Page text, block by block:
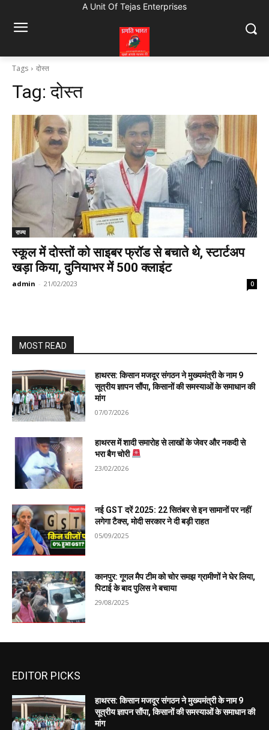
A Unit Of Tejas Enterprises
Tags दोस्त
Tag:दोस्त
राज्य
स्कूल में दोस्तों को साइबर फ्रॉड से बचाते थे, स्टार्टअप
खड़ा किया, दुनियाभर में 500 क्लाइंट
admin - 21/02/2023 0
MOST READ
हाथरस: किसान मजदूर संगठन ने मुख्यमंत्री के नाम 9
सूत्रीय ज्ञापन सौंपा, किसानों की समस्याओं के समाधान की
मांग
07/07/2026
हाथरस में शादी समारोह से लाखों के जेवर और नकदी से
भरा बैग चोरी
23/02/2026
नई GST दरें 2025: 22 सितंबर से इन सामानों पर नहीं
लगेगा टैक्स, मोदी सरकार ने दी बड़ी राहत
05/09/2025
कानपुर: गूगल मैप टीम को चोर समझ ग्रामीणों ने घेर लिया,
पिटाई के बाद पुलिस ने बचाया
29/08/2025
EDITOR PICKS
हाथरस: किसान मजदूर संगठन ने मुख्यमंत्री के नाम 9
सूत्रीय ज्ञापन सौंपा, किसानों की समस्याओं के समाधान की
मांग